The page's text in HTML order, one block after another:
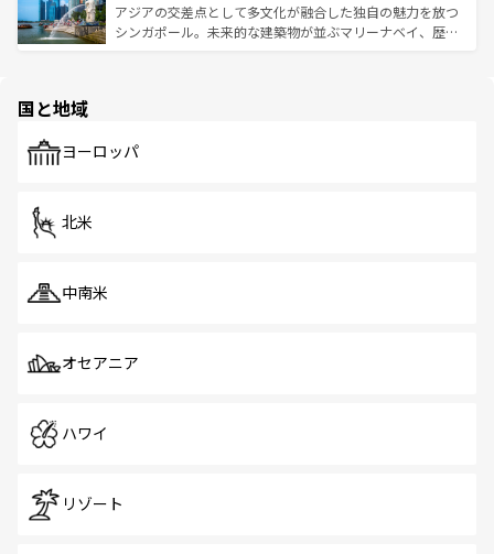
が待っている。親しみやすいタイの人々、仏教を中心とし
た文化、そして多様な観光資源が、訪れる旅人を魅了し続
ており、効率よく見どころを回れるのも魅力。息をのむよ
うな絶景から文化的な体験まで、香港を存分に楽しみ尽く
アジアの交差点として多文化が融合した独自の魅力を放つ
シンガポール。未来的な建築物が並ぶマリーナベイ、歴史
で、ホーカーズは地元の風情を楽しめる外せないスポット
国と地域
ヨーロッパ
北米
中南米
オセアニア
ハワイ
リゾート